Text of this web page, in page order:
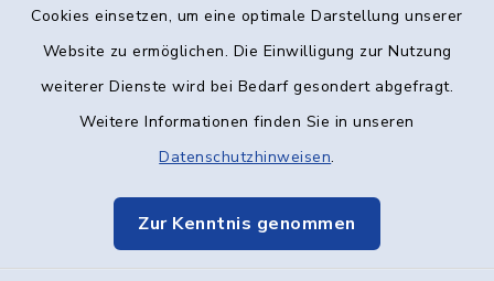
Cookies einsetzen, um eine optimale Darstellung unserer
Website zu ermöglichen. Die Einwilligung zur Nutzung
weiterer Dienste wird bei Bedarf gesondert abgefragt.
Weitere Informationen finden Sie in unseren
Datenschutzhinweisen.
Zur Kenntnis genommen
Kontakt
Datenschutz
Elektronische Kommunikation